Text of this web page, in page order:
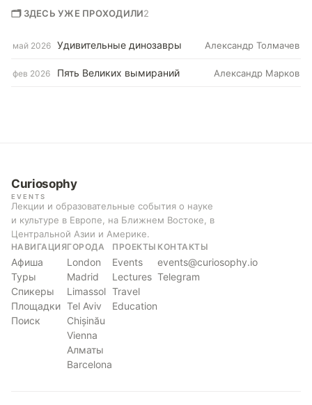
🗂 ЗДЕСЬ УЖЕ ПРОХОДИЛИ2
май 2026 Удивительные динозавры Александр Толмачев
фев 2026 Пять Великих вымираний Александр Марков
Curiosophy
EVENTS
Лекции и образовательные события о науке
и культуре в Европе, на Ближнем Востоке, в
Центральной Азии и Америке.
НАВИГАЦИЯ
Афиша
Туры
Спикеры
Площадки
Поиск
ГОРОДА
London
Madrid
Limassol
Tel Aviv
Chișinău
Vienna
Алматы
Barcelona
ПРОЕКТЫ
Events
Lectures
Travel
Education
КОНТАКТЫ
events@curiosophy.io
Telegram